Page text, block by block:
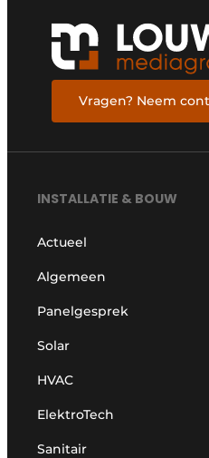
Vragen? Neem
INSTALLATIE & BOUW
Actueel
Algemeen
Panelgesprek
Solar
HVAC
ElektroTech
Sanitair